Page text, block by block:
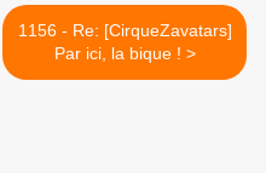
1156 - Re: [CirqueZavatars]
Par ici, la bique ! >